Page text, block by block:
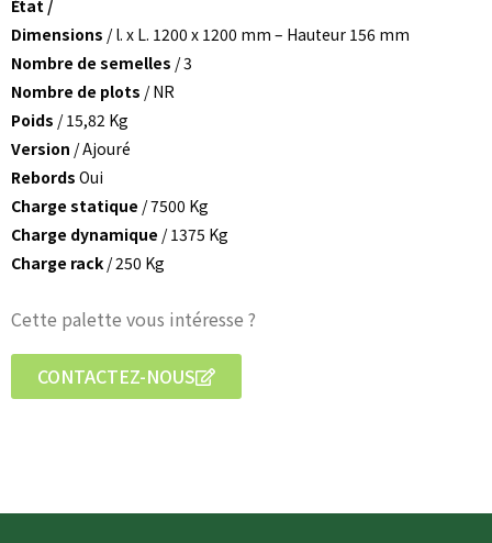
État /
Dimensions / l. x L. 1200 x 1200 mm – Hauteur 156 mm
Nombre de semelles / 3
Nombre de plots / NR
Poids / 15,82 Kg
Version / Ajouré
Rebords Oui
Charge statique / 7500 Kg
Charge dynamique / 1375 Kg
Charge rack/ 250 Kg
Cette palette vous intéresse ?
CONTACTEZ-NOUS